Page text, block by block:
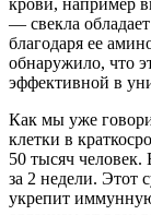
— свекла
благодаря ее
обнаружило, что
эффективной в
Как мы уже
клетки в
50 тысяч человек.
за 2 недели. Этот
укрепит